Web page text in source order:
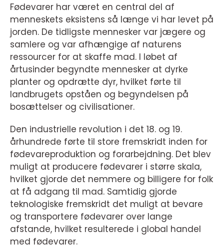
Fødevarer har været en central del af
menneskets eksistens så længe vi har levet på
jorden. De tidligste mennesker var jægere og
samlere og var afhængige af naturens
ressourcer for at skaffe mad. I løbet af
årtusinder begyndte mennesker at dyrke
planter og opdrætte dyr, hvilket førte til
landbrugets opståen og begyndelsen på
bosættelser og civilisationer.
Den industrielle revolution i det 18. og 19.
århundrede førte til store fremskridt inden for
fødevareproduktion og forarbejdning. Det blev
muligt at producere fødevarer i større skala,
hvilket gjorde det nemmere og billigere for folk
at få adgang til mad. Samtidig gjorde
teknologiske fremskridt det muligt at bevare
og transportere fødevarer over lange
afstande, hvilket resulterede i global handel
med fødevarer.